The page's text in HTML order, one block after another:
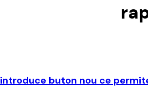
buton nou ce